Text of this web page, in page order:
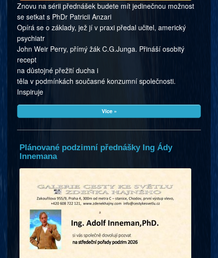
Znovu na sérii přednášek budete mít jedinečnou možnost
se setkat s PhDr Patricii Anzari
Opírá se o základy, jež jí v praxi předal učitel, americký
psychiatr
John Weir Perry, přímý žák C.G.Junga. Přináší osobitý
recept
na důstojné přežití ducha i
těla v podmínkách současné konzumní společnosti.
Inspiruje
Více »
Plánované podzimní přednášky Ing Ády
Innemana